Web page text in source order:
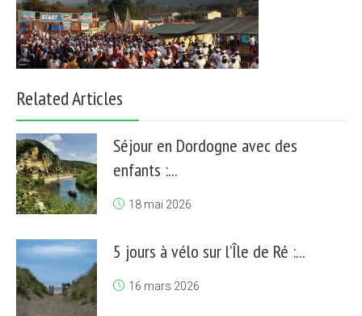
Related Articles
Séjour en Dordogne avec des
enfants :...
18 mai 2026
5 jours à vélo sur l’Île de Ré :...
16 mars 2026